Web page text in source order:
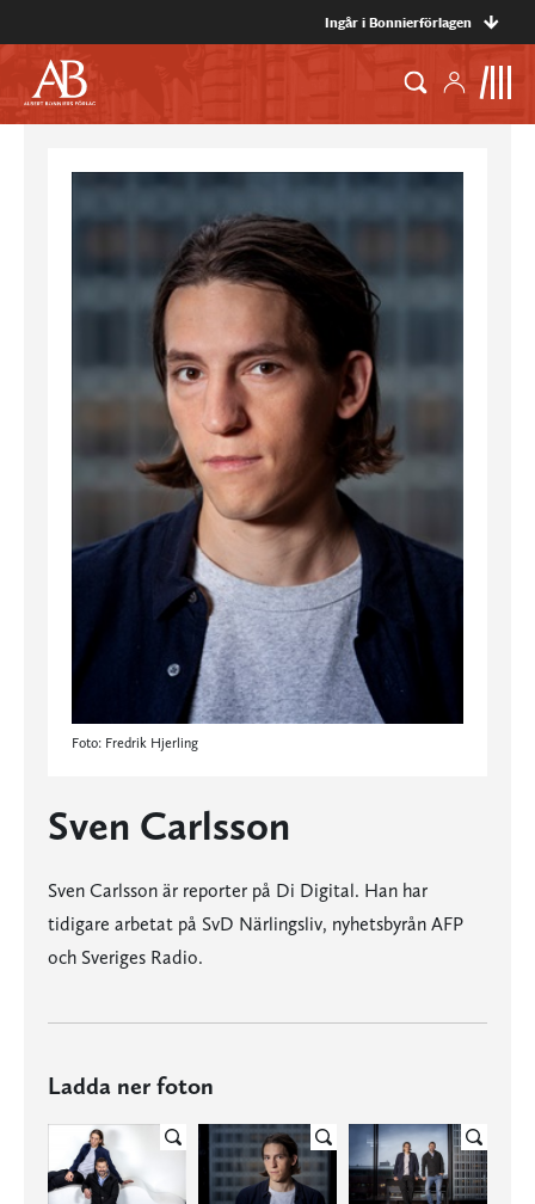
Ingår i Bonnierförlagen
Foto: Fredrik Hjerling
Sven Carlsson
Sven Carlsson är reporter på Di Digital. Han har
tidigare arbetat på SvD Närlingsliv, nyhetsbyrån AFP
och Sveriges Radio.
Ladda ner foton